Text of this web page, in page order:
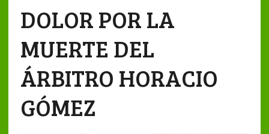
DOLOR POR LA
MUERTE DEL
ÁRBITRO HORACIO
GÓMEZ